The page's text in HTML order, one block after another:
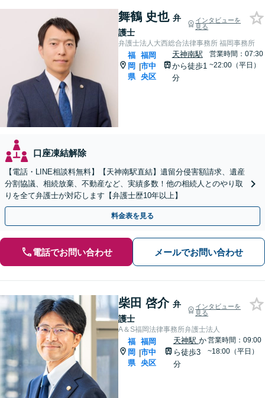
舞鶴 史也 弁
護士
インタビューを
見る
弁護士法人大西総合法律事務所 福岡事務所
福
岡
県
|
福岡
市中
央区
天神南駅
から徒歩1
分
営業時間：07:30
~22:00（平日）
口座凍結解除
【電話・LINE相談料無料】【天神南駅直結】遺留分侵害額請求、遺産
分割協議、相続放棄、不動産など、実績多数！他の相続人とのやり取
りを全て弁護士が対応します【弁護士歴10年以上】
料金表を見る
電話でお問い合わせ メールでお問い合わせ
柴田 啓介 弁
護士
インタビューを
見る
A＆S福岡法律事務所弁護士法人
福
岡
県
|
福岡
市中
央区
天神駅 か
ら徒歩3
分
営業時間：09:00
~18:00（平日）